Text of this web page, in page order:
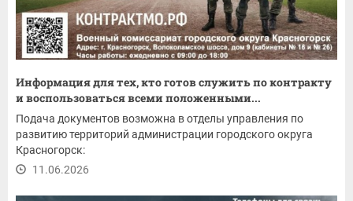
Информация для тех, кто готов служить по контракту
и воспользоваться всеми положенными...
Подача документов возможна в отделы управления по
развитию территорий администрации городского округа
Красногорск:
11.06.2026